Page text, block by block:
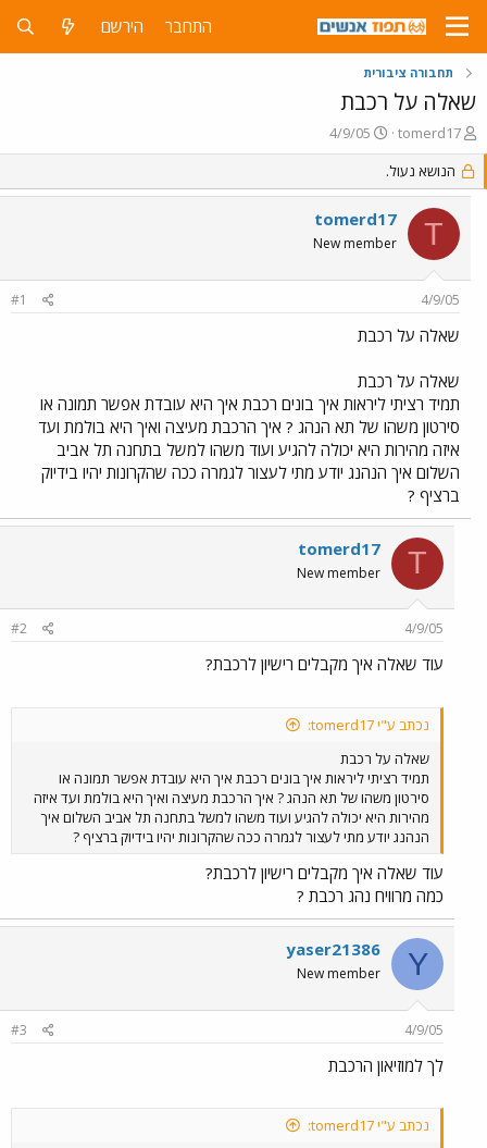
התחבר הירשם
תחבורה ציבורית
שאלה על רכבת
פ
ו
ת
ח
נ
tomerd17
פ
ו
ס
ב
ת
ך
4/9/05
הנושא נעול.
T
tomerd17
New member
4/9/05
#1
שאלה על רכבת
שאלה על רכבת
תמיד רציתי ליראות איך בונים רכבת איך היא עובדת אפשר תמונה או
סירטון משהו של תא הנהג ? איך הרכבת מעיצה ואיך היא בולמת ועד
איזה מהירות היא יכולה להגיע ועוד משהו למשל בתחנה תל אביב
השלום איך הנהנג יודע מתי לעצור לגמרה ככה שהקרונות יהיו בידיוק
ברציף ?
T
tomerd17
New member
4/9/05
#2
עוד שאלה איך מקבלים רישיון לרכבת?
נכתב ע"י tomerd17:
שאלה על רכבת
תמיד רציתי ליראות איך בונים רכבת איך היא עובדת אפשר תמונה או
סירטון משהו של תא הנהג ? איך הרכבת מעיצה ואיך היא בולמת ועד איזה
מהירות היא יכולה להגיע ועוד משהו למשל בתחנה תל אביב השלום איך
הנהנג יודע מתי לעצור לגמרה ככה שהקרונות יהיו בידיוק ברציף ?
עוד שאלה איך מקבלים רישיון לרכבת?
כמה מרוויח נהג רכבת ?
Y
yaser21386
New member
4/9/05
#3
לך למוזיאון הרכבת
נכתב ע"י tomerd17: